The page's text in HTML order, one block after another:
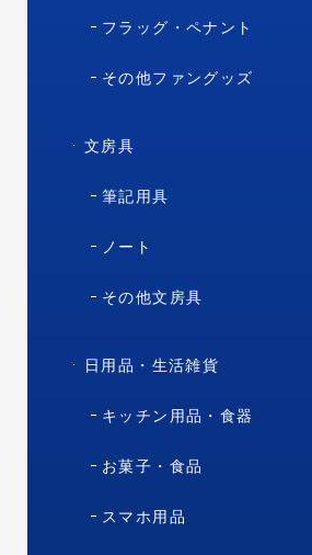
フラッグ・ペナント
その他ファングッズ
文房具
筆記用具
ノート
その他文房具
日用品・生活雑貨
キッチン用品・食器
お菓子・食品
スマホ用品